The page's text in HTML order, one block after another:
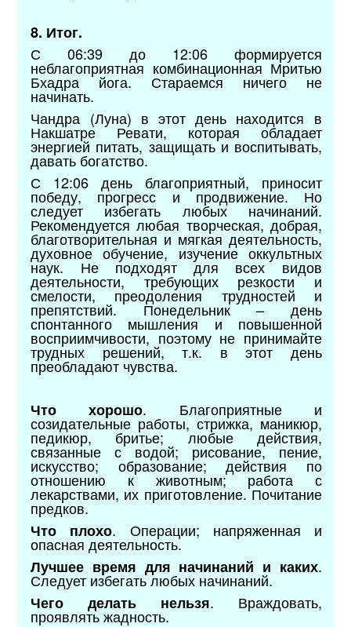
8. Итог.
С 06:39 до 12:06 формируется
неблагоприятная комбинационная Мритью
Бхадра йога. Стараемся ничего не
начинать.
Чандра (Луна) в этот день находится в
Накшатре Ревати, которая обладает
энергией питать, защищать и воспитывать,
давать богатство.
С 12:06 день благоприятный, приносит
победу, прогресс и продвижение. Но
следует избегать любых начинаний.
Рекомендуется любая творческая, добрая,
благотворительная и мягкая деятельность,
духовное обучение, изучение оккультных
наук. Не подходят для всех видов
деятельности, требующих резкости и
смелости, преодоления трудностей и
препятствий. Понедельник – день
спонтанного мышления и повышенной
восприимчивости, поэтому не принимайте
трудных решений, т.к. в этот день
преобладают чувства.
Что хорошо. Благоприятные и
созидательные работы, стрижка, маникюр,
педикюр, бритье; любые действия,
связанные с водой; рисование, пение,
искусство; образование; действия по
отношению к животным; работа с
лекарствами, их приготовление. Почитание
предков.
Что плохо. Операции; напряженная и
опасная деятельность.
Лучшее время для начинаний и каких.
Следует избегать любых начинаний.
Чего делать нельзя. Враждовать,
проявлять жадность.